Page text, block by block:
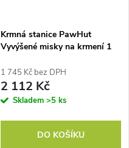
Krmná stanice PawHut
Vyvýšené misky na krmení 1
misky na krmení, 60 x 30 x 42
cm, bílá + šedá barva
1 745 Kč bez DPH
2 112 Kč
Skladem >5 ks
DO KOŠÍKU